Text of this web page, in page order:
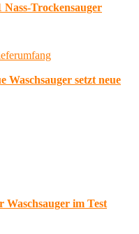
Trockensauger
Waschsauger setzt neue
Waschsauger im Test